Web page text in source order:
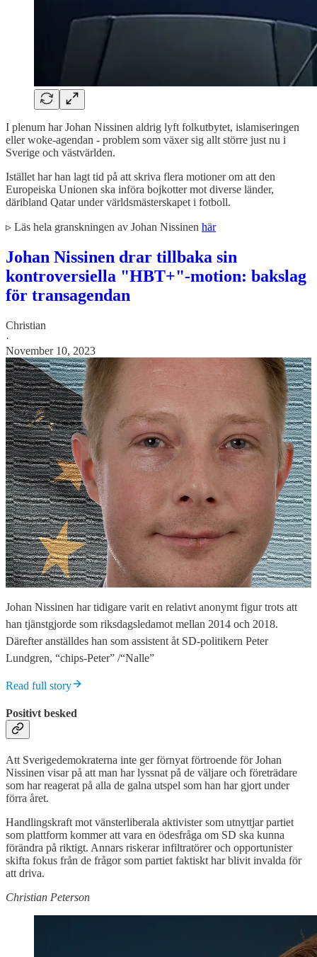
I plenum har Johan Nissinen aldrig lyft folkutbytet, islamiseringen
eller woke-agendan - problem som växer sig allt större just nu i
Sverige och västvärlden.
Istället har han lagt tid på att skriva flera motioner om att den
Europeiska Unionen ska införa bojkotter mot diverse länder,
däribland Qatar under världsmästerskapet i fotboll.
▹ Läs hela granskningen av Johan Nissinen här
Johan Nissinen drar tillbaka sin
kontroversiella "HBT+"-motion: bakslag
för transagendan
Christian
·
November 10, 2023
Johan Nissinen har tidigare varit en relativt anonymt figur trots att
han tjänstgjorde som riksdagsledamot mellan 2014 och 2018.
Därefter anställdes han som assistent åt SD-politikern Peter
Lundgren, “chips-Peter” /“Nalle”
Read full story
Positivt besked
Att Sverigedemokraterna inte ger förnyat förtroende för Johan
Nissinen visar på att man har lyssnat på de väljare och företrädare
som har reagerat på alla de galna utspel som han har gjort under
förra året.
Handlingskraft mot vänsterliberala aktivister som utnyttjar partiet
som plattform kommer att vara en ödesfråga om SD ska kunna
förändra på riktigt. Annars riskerar infiltratörer och opportunister
skifta fokus från de frågor som partiet faktiskt har blivit invalda för
att driva.
Christian Peterson